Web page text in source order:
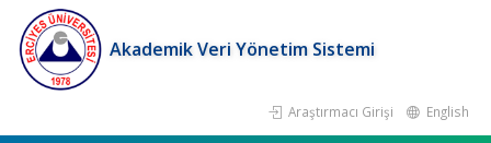
Akademik Veri Yönetim Sistemi
Araştırmacı Girişi English